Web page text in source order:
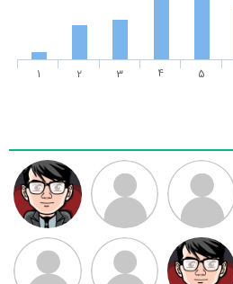
1 2 3 4 5
زهرا ~ ابتین
سید محمد
موسوی